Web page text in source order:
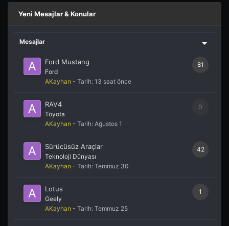
Yeni Mesajlar & Konular
Mesajlar
81
Ford Mustang
Ford
AKayhan - Tarih: 13 saat önce
0
RAV4
Toyota
AKayhan - Tarih: Ağustos 1
42
Sürücüsüz Araçlar
Teknoloji Dünyası
AKayhan - Tarih: Temmuz 30
1
Lotus
Geely
AKayhan - Tarih: Temmuz 25